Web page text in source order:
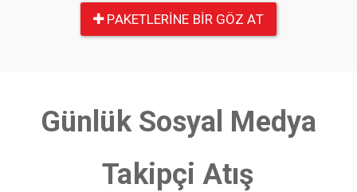
PAKETLERINE BIR GÖZ AT
Günlük Sosyal Medya
Takipçi Atış